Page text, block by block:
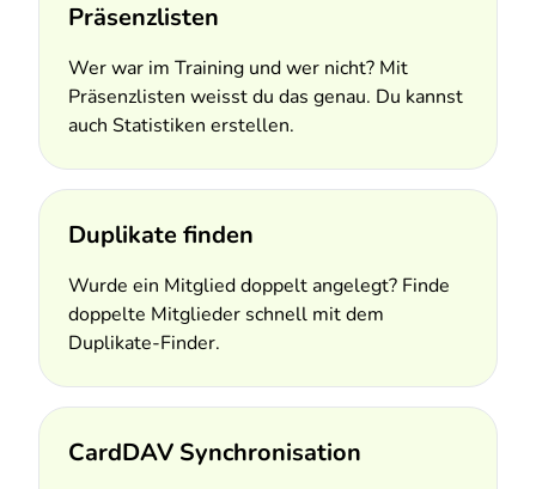
Präsenzlisten
Wer war im Training und wer nicht? Mit
Präsenzlisten weisst du das genau. Du kannst
auch Statistiken erstellen.
Duplikate finden
Wurde ein Mitglied doppelt angelegt? Finde
doppelte Mitglieder schnell mit dem
Duplikate-Finder.
CardDAV Synchronisation